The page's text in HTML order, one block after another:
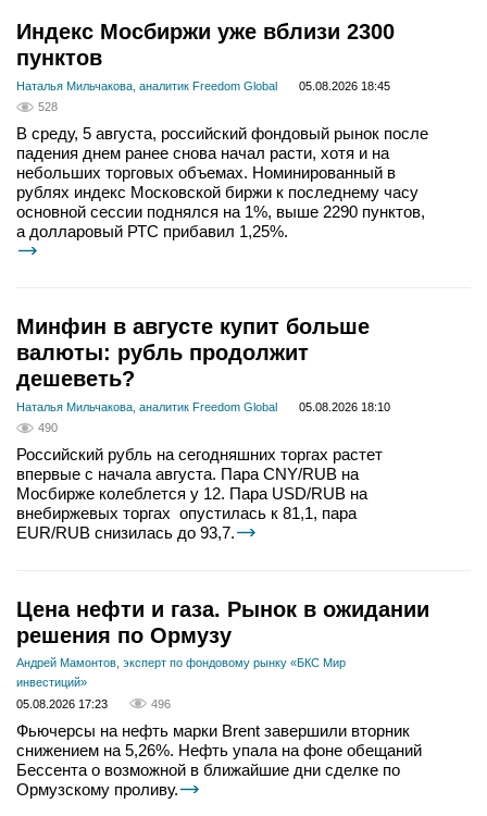
Индекс Мосбиржи уже вблизи 2300
пунктов
Наталья Мильчакова, аналитик Freedom Global
05.08.2026 18:45
528
В среду, 5 августа, российский фондовый рынок после
падения днем ранее снова начал расти, хотя и на
небольших торговых объемах. Номинированный в
рублях индекс Московской биржи к последнему часу
основной сессии поднялся на 1%, выше 2290 пунктов,
а долларовый РТС прибавил 1,25%.
Минфин в августе купит больше
валюты: рубль продолжит
дешеветь?
Наталья Мильчакова, аналитик Freedom Global
05.08.2026 18:10
490
Российский рубль на сегодняшних торгах растет
впервые с начала августа. Пара CNY/RUB на
Мосбирже колеблется у 12. Пара USD/RUB на
внебиржевых торгах опустилась к 81,1, пара
EUR/RUB снизилась до 93,7.
Цена нефти и газа. Рынок в ожидании
решения по Ормузу
Андрей Мамонтов, эксперт по фондовому рынку «БКС Мир
инвестиций»
05.08.2026 17:23
496
Фьючерсы на нефть марки Brent завершили вторник
снижением на 5,26%. Нефть упала на фоне обещаний
Бессента о возможной в ближайшие дни сделке по
Ормузскому проливу.